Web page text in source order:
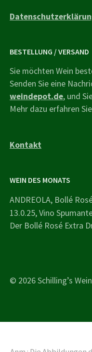
BESTELLUNG / VERSAND
Sie möchten Wein
Senden Sie eine
weindepot.de, und
Mehr dazu erfahren Sie
Kontakt
WEIN DES MONATS
ANDREOLA, Bollé
13.0.25, Vino
Der Bollé Rosé Extra
© 2026 Schilling’s